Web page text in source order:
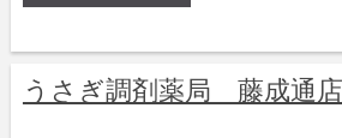
うさぎ調剤薬局 藤成通店